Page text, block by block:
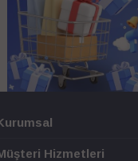
Hizmetleri